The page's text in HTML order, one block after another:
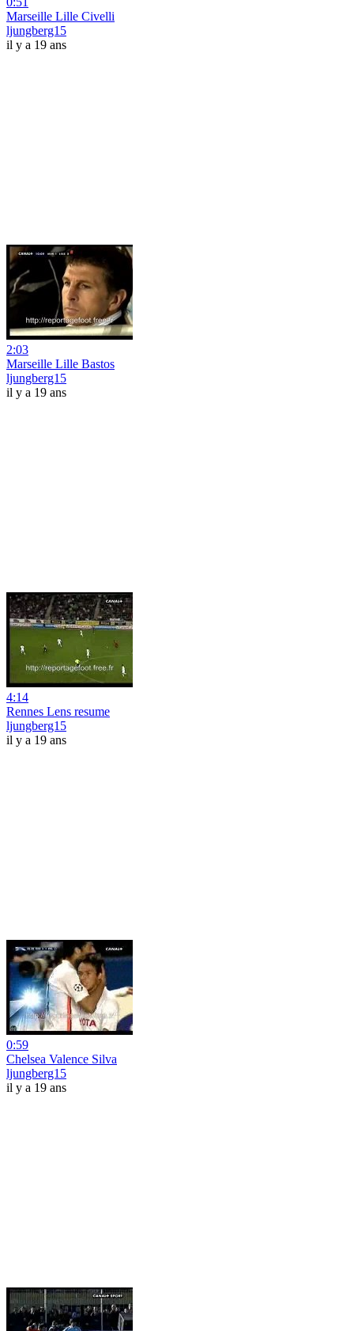
Marseille Lille Civelli
ljungberg15
il y a 19 ans
2:03
Marseille Lille Bastos
ljungberg15
il y a 19 ans
4:14
Rennes Lens resume
ljungberg15
il y a 19 ans
0:59
Chelsea Valence Silva
ljungberg15
il y a 19 ans